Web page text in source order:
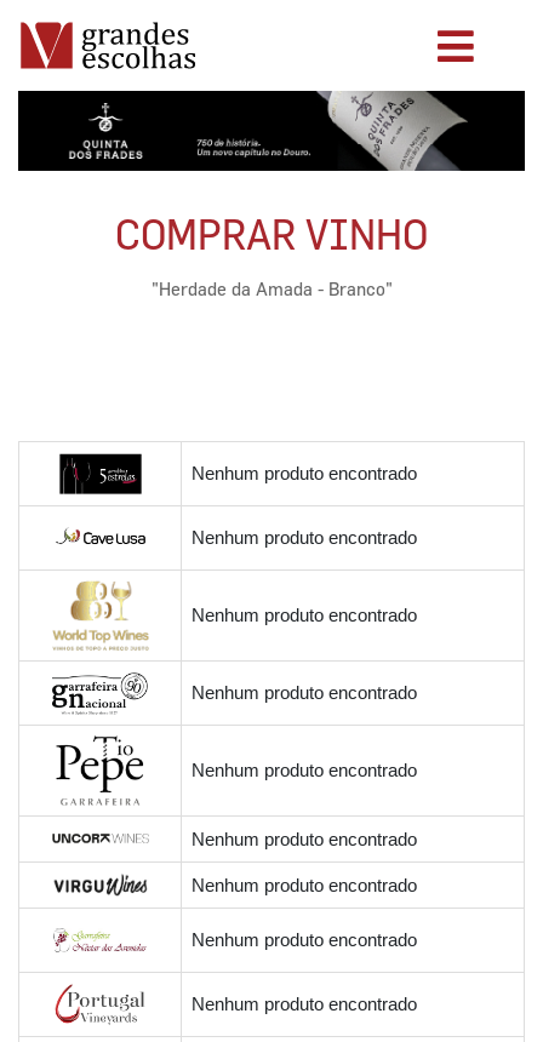
COMPRAR VINHO
"Herdade da Amada - Branco"
Nenhum produto encontrado
Nenhum produto encontrado
Nenhum produto encontrado
Nenhum produto encontrado
Nenhum produto encontrado
Nenhum produto encontrado
Nenhum produto encontrado
Nenhum produto encontrado
Nenhum produto encontrado